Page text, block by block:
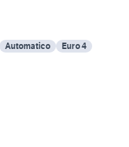
Automatico Euro 4